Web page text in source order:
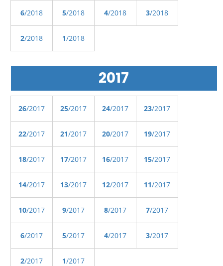
6/2018 5/2018 4/2018 3/2018
2/2018 1/2018
2017
26/2017 25/2017 24/2017 23/2017
22/2017 21/2017 20/2017 19/2017
18/2017 17/2017 16/2017 15/2017
14/2017 13/2017 12/2017 11/2017
10/2017 9/2017 8/2017 7/2017
6/2017 5/2017 4/2017 3/2017
2/2017 1/2017